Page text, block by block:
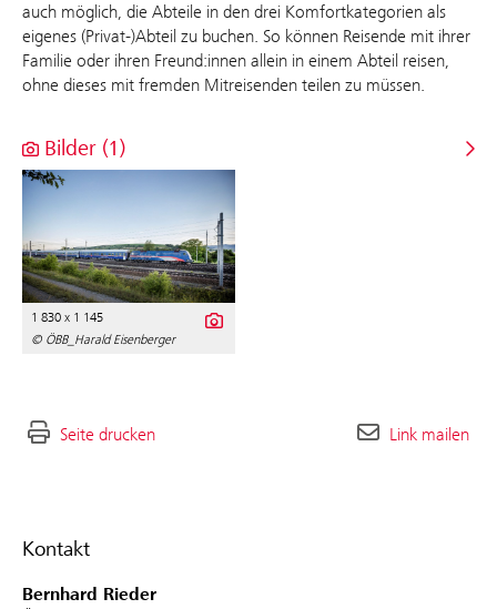
Kontakt
Bernhard Rieder
auch möglich, die Abteile in den drei Komfortkategorien als
eigenes (Privat-)Abteil zu buchen. So können Reisende mit ihrer
Familie oder ihren Freund:innen allein in einem Abteil reisen,
ohne dieses mit fremden Mitreisenden teilen zu müssen.
Bilder (1)
1 830 x 1 145
© ÖBB_Harald Eisenberger
Seite drucken Link mailen